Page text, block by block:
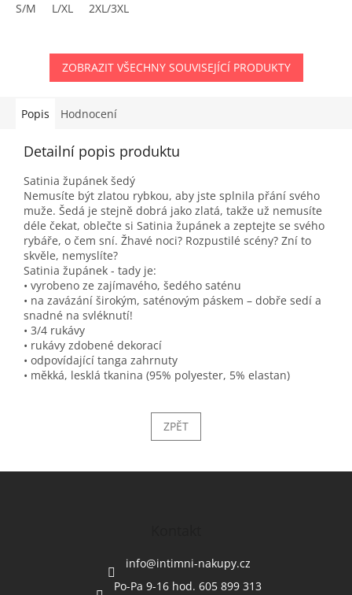
S/M L/XL 2XL/3XL
ZOBRAZIT VŠECHNY SOUVISEJÍCÍ PRODUKTY
Popis Hodnocení
Detailní popis produktu
Satinia župánek šedý
Nemusíte být zlatou rybkou, aby jste splnila přání svého
muže. Šedá je stejně dobrá jako zlatá, takže už nemusíte
déle čekat, oblečte si Satinia župánek a zeptejte se svého
rybáře, o čem sní. Žhavé noci? Rozpustilé scény? Zní to
skvěle, nemyslíte?
Satinia župánek - tady je:
• vyrobeno ze zajímavého, šedého saténu
• na zavázání širokým, saténovým páskem – dobře sedí a
snadné na svléknutí!
• 3/4 rukávy
• rukávy zdobené dekorací
• odpovídající tanga zahrnuty
• měkká, lesklá tkanina (95% polyester, 5% elastan)
ZPĚT
info@intimni-nakupy.cz
Po-Pa 9-16 hod. 605 899 313